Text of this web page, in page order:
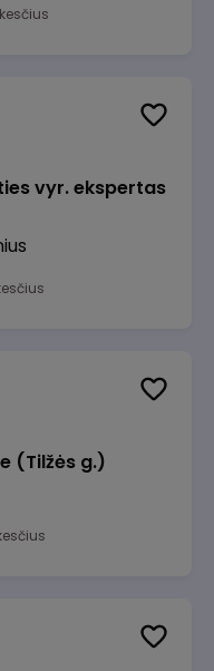
vyr. ekspertas
(Tilžės g.)